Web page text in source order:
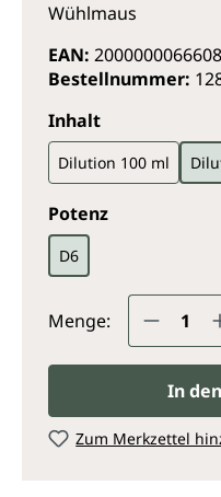
Wühlmaus
EAN: 2000000066608
Bestellnummer:
Inhaltauswählen
Dilution 100 ml
Potenzauswählen
D6
Menge:
In
Zum Merkzettel